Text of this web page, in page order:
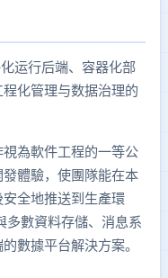
运行后端、容器化部
化管理与数据治理的
為軟件工程的一等公
體驗，使團隊能在本
全地推送到生產環
數資料存儲、消息系
數據平台解決方案。